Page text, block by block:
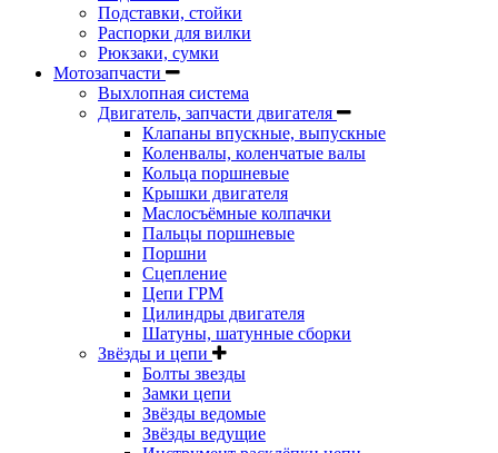
Подставки, стойки
Распорки для вилки
Рюкзаки, сумки
Мотозапчасти
Выхлопная система
Двигатель, запчасти двигателя
Клапаны впускные, выпускные
Коленвалы, коленчатые валы
Кольца поршневые
Крышки двигателя
Маслосъёмные колпачки
Пальцы поршневые
Поршни
Сцепление
Цепи ГРМ
Цилиндры двигателя
Шатуны, шатунные сборки
Звёзды и цепи
Болты звезды
Замки цепи
Звёзды ведомые
Звёзды ведущие